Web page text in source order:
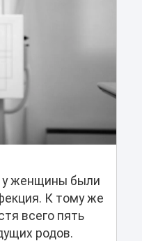
у женщины были
К тому же
всего пять
родов.